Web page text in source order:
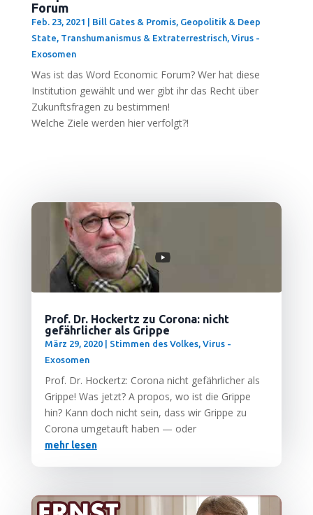
Forum
Feb. 23, 2021 Bill Gates & Promis, Geopolitik & Deep
State, Transhumanismus & Extraterrestrisch, Virus -
Exosomen
Was ist das Word Eco­no­mic Forum? Wer hat die­se
Insti­tu­ti­on gewählt und wer gibt ihr das Recht über
Zukunfts­fra­gen zu bestimmen!
Wel­che Zie­le wer­den hier verfolgt?!
Prof. Dr. Hockertz zu Corona: nicht
gefährlicher als Grippe
März 29, 2020| Stimmen des Volkes, Virus -
Exosomen
Prof. Dr. Hockertz: Coro­na nicht gefähr­li­cher als
Grip­pe! Was jetzt? A pro­pos, wo ist die Grip­pe
hin? Kann doch nicht sein, dass wir Grip­pe zu
Coro­na umge­tauft haben — oder
mehr lesen